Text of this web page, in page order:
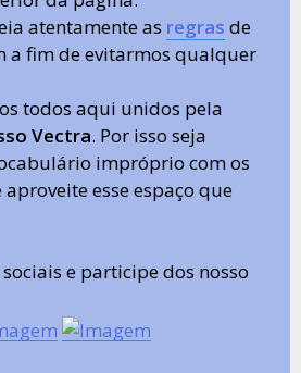
atentamente as regras de
a fim de evitarmos qualquer
todos aqui unidos pela
Vectra. Por isso seja
impróprio com os
esse espaço que
e participe dos nosso